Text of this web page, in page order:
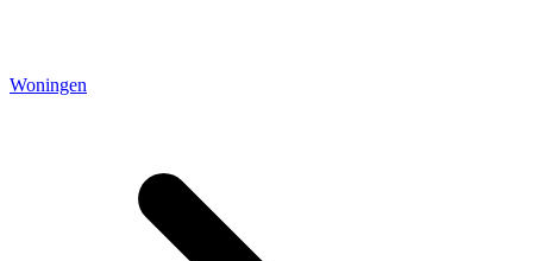
Woningen